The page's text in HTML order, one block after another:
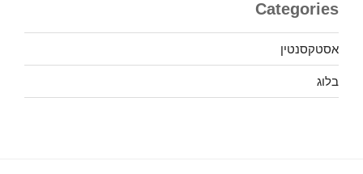
Categories
אסטקסנטין
בלוג